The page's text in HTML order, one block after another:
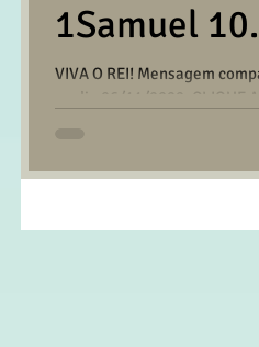
1Samuel
VIVA O REI! Mensagem
no dia 06/11/2022. CLIQUE